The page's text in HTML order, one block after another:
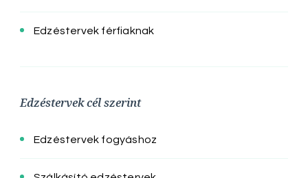
Edzéstervek férfiaknak
Edzéstervek cél szerint
Edzéstervek fogyáshoz